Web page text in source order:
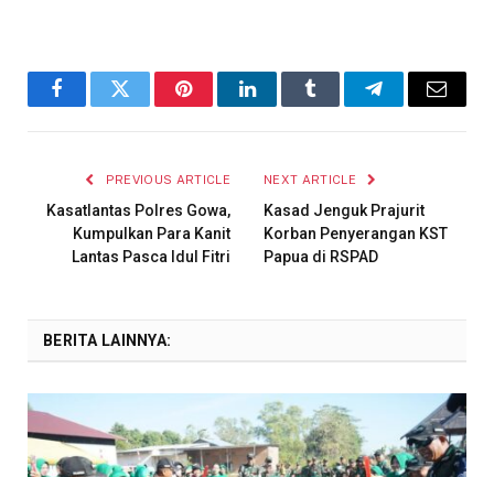
FacebookTwitter PinterestLinkedInTumblr TelegramEmail
PREVIOUS ARTICLE
Kasatlantas Polres Gowa,
Kumpulkan Para Kanit
Lantas Pasca Idul Fitri
NEXT ARTICLE
Kasad Jenguk Prajurit
Korban Penyerangan KST
Papua di RSPAD
BERITA LAINNYA: